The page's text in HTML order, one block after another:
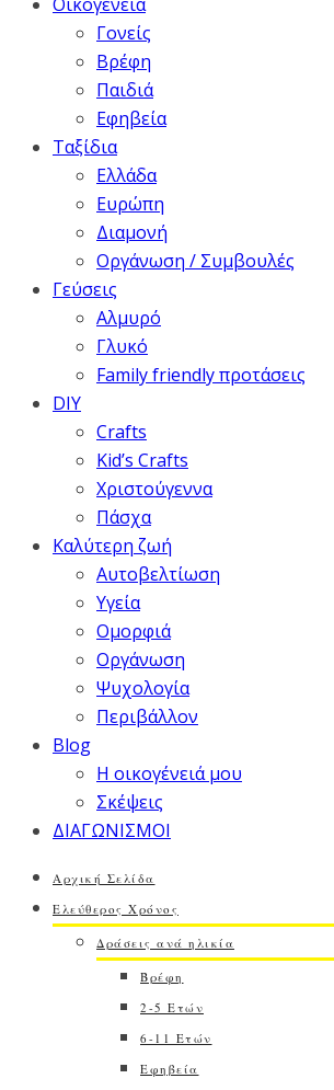
Γονείς
Βρέφη
Παιδιά
Εφηβεία
Ταξίδια
Ελλάδα
Ευρώπη
Διαμονή
Οργάνωση / Συμβουλές
Γεύσεις
Αλμυρό
Γλυκό
Family friendly προτάσεις
DIY
Crafts
Kid’s Crafts
Χριστούγεννα
Πάσχα
Καλύτερη ζωή
Αυτοβελτίωση
Υγεία
Ομορφιά
Οργάνωση
Ψυχολογία
Περιβάλλον
Blog
Η οικογένειά μου
Σκέψεις
ΔΙΑΓΩΝΙΣΜΟΙ
Αρχική Σελίδα
Ελεύθερος Χρόνος
Δράσεις ανά ηλικία
Βρέφη
2-5 Ετών
6-11 Ετών
Εφηβεία